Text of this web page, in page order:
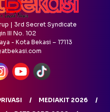
| 3rd Secret Syndicate
III No. 102
- Kota Bekasi – 17113
MEDIAKIT 2026